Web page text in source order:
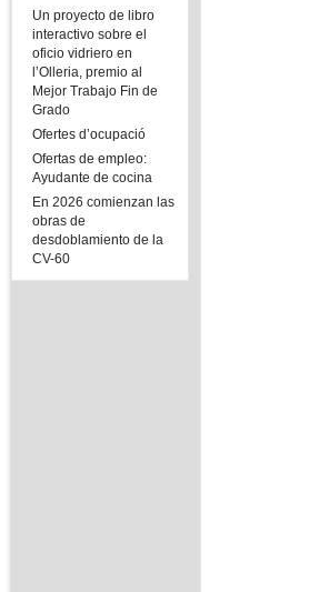
Un proyecto de libro
interactivo sobre el
oficio vidriero en
l’Olleria, premio al
Mejor Trabajo Fin de
Grado
Ofertes d’ocupació
Ofertas de empleo:
Ayudante de cocina
En 2026 comienzan las
obras de
desdoblamiento de la
CV-60